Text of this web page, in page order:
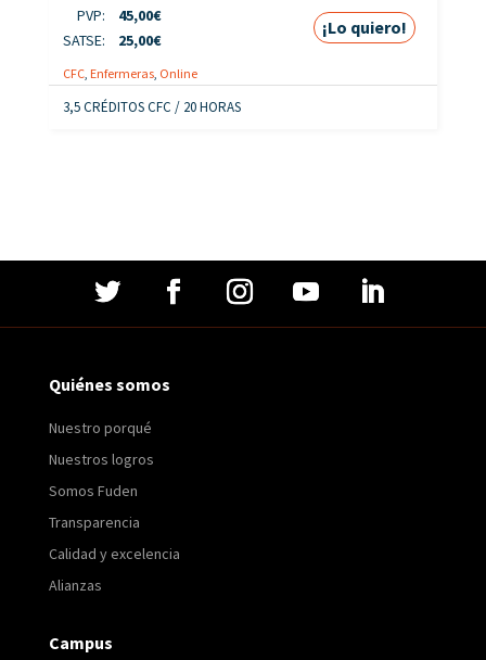
PVP: 45,00€
SATSE:
25,00€
¡Lo quiero!
CFC, Enfermeras, Online
3,5 CRÉDITOS CFC / 20 HORAS
Quiénes somos
Nuestro porqué
Nuestros logros
Somos Fuden
Transparencia
Calidad y excelencia
Alianzas
Campus